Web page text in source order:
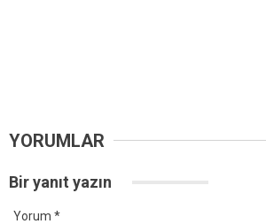
YORUMLAR
Bir yanıt yazın
Yorum *